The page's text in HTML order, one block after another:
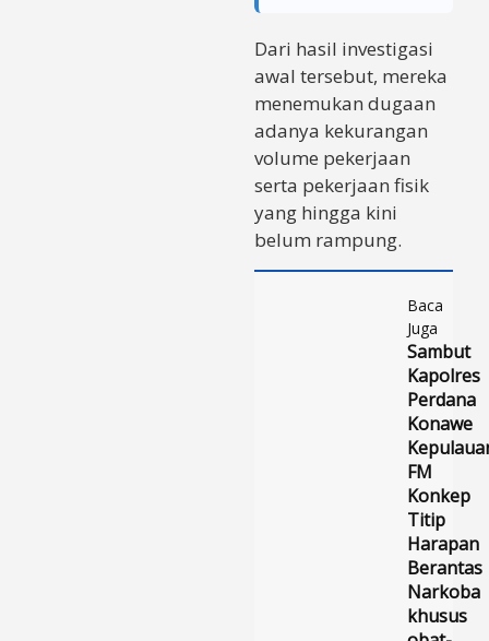
Dari hasil investigasi
awal tersebut, mereka
menemukan dugaan
adanya kekurangan
volume pekerjaan
serta pekerjaan fisik
yang hingga kini
belum rampung.
Baca
Juga
Sambut
Kapolres
Perdana
Konawe
FM
Konkep
Titip
Harapan
Berantas
Narkoba
khusus